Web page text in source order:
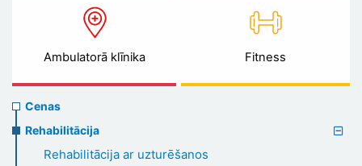
Ambulatorā klīnika Fitness
Prices
menu
Cenas
Rehabilitācija
Rehabilitācija ar uzturēšanos